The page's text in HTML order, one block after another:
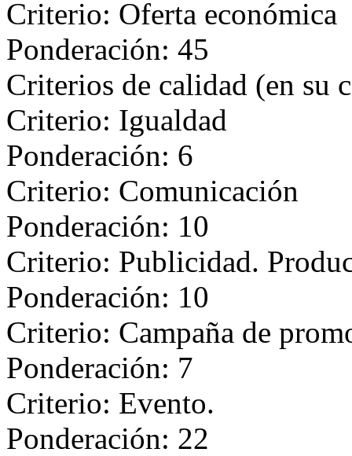
Criterio: Oferta económica
Ponderación: 45
Criterios de calidad (en su
Criterio: Igualdad
Ponderación: 6
Criterio: Comunicación
Ponderación: 10
Criterio: Publicidad.
Ponderación: 10
Criterio: Campaña de
Ponderación: 7
Criterio: Evento.
Ponderación: 22